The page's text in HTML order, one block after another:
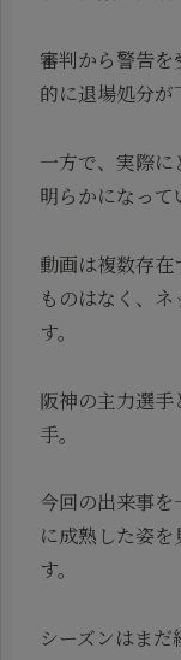
審判から警告
的に退場処分が
一方で、実際
明らかになって
動画は複数存在
ものはなく、
す。
阪神の主力選
手。
今回の出来事
に成熟した姿
す。
シーズンはまだ